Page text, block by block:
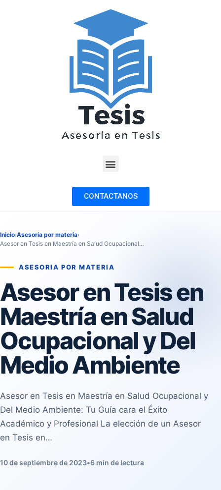
CONTACTANOS
Inicio›Asesoria por materia›
Asesor en Tesis en Maestría en Salud Ocupacional…
ASESORIA POR MATERIA
Asesor en Tesis en
Maestría en Salud
Ocupacional y Del
Medio Ambiente
Asesor en Tesis en Maestría en Salud Ocupacional y
Del Medio Ambiente: Tu Guía cara el Éxito
Académico y Profesional La elección de un Asesor
en Tesis en…
10 de septiembre de 2023•6 min de lectura